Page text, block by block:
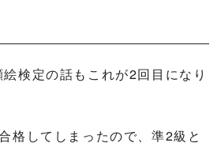
検定の話もこれが2回目になり
格してしまったので、準2級と